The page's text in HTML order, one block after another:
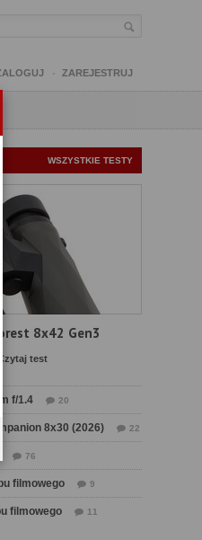
ZAREJESTRUJ
WSZYSTKIE TESTY
8x42 Gen3
Czytaj test
f/1.4 20
8x30 (2026) 22
76
filmowego 9
filmowego 11